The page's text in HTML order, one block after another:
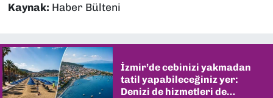
Kaynak: Haber Bülteni
İzmir’de cebinizi yakmadan
tatil yapabileceğiniz yer:
Denizi de hizmetleri de